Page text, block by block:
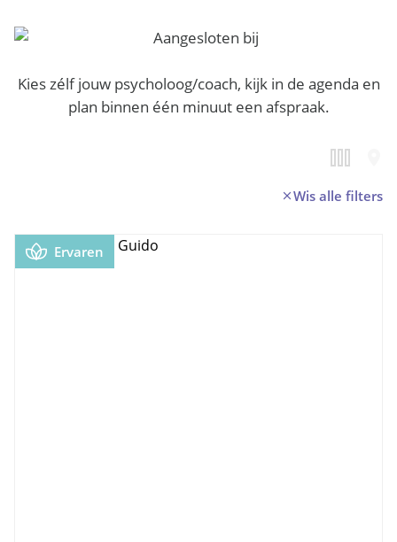
Kies zélf jouw psycholoog/coach, kijk in de agenda en
plan binnen één minuut een afspraak.
Wis alle filters
Ervaren